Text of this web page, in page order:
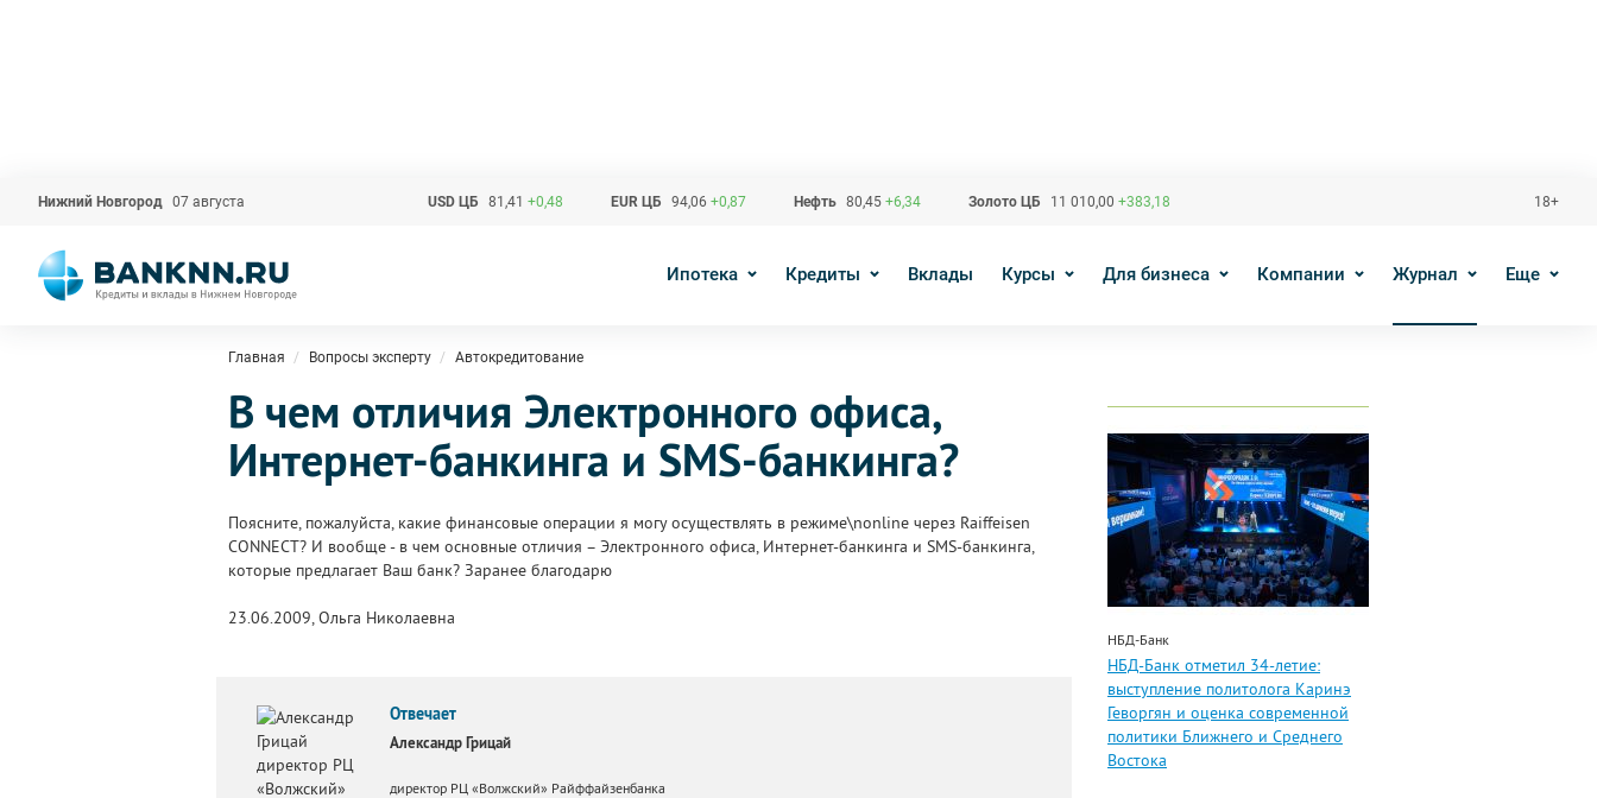
Нижний Новгород 07 августа USD ЦБ 81,41 +0,48 EUR ЦБ 94,06 +0,87 Нефть 80,45 +6,34 Золото ЦБ 11 010,00 +383,18 18+
Ипотека Кредиты Вклады Курсы Для бизнеса Компании Журнал Еще
Главная Вопросы эксперту Автокредитование
В чем отличия Электронного офиса,
Интернет-банкинга и SMS-банкинга?
Поясните, пожалуйста, какие финансовые операции я могу осуществлять в режиме\nonline через Raiffeisen
CONNECT? И вообще - в чем основные отличия – Электронного офиса, Интернет-банкинга и SMS-банкинга,
которые предлагает Ваш банк? Заранее благодарю
23.06.2009, Ольга Николаевна
Отвечает
Александр Грицай
директор РЦ «Волжский» Райффайзенбанка
НБД-Банк
НБД-Банк отметил 34-летие:
выступление политолога Каринэ
Геворгян и оценка современной
политики Ближнего и Среднего
Востока